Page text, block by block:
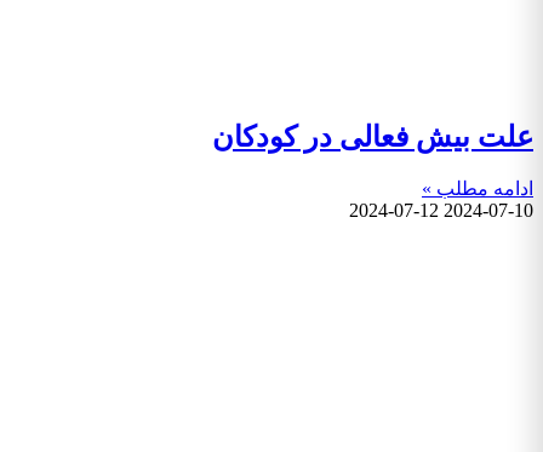
علت بیش فعالی در کودکان
ادامه مطلب »
2024-07-10
2024-07-12